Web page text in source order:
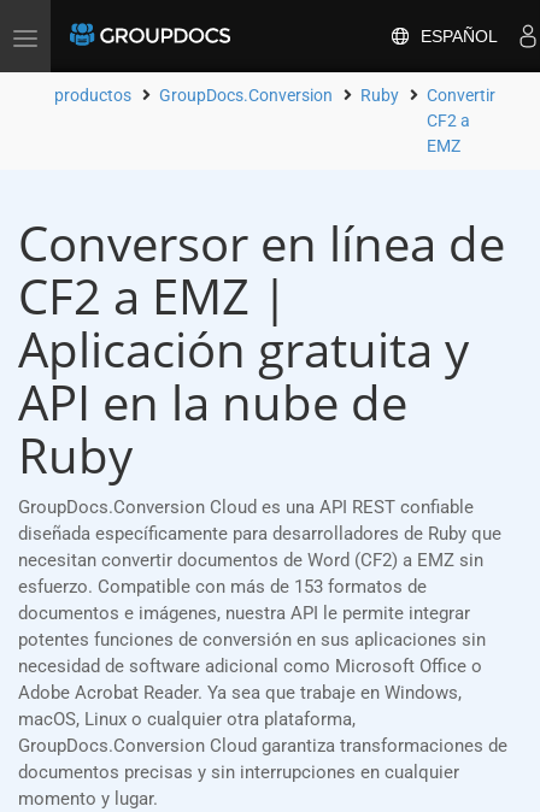
Toggle
ESPAÑOL
productos GroupDocs.Conversion Ruby
Convertir
CF2 a
EMZ
Conversor en línea de
CF2 a EMZ |
Aplicación gratuita y
API en la nube de
Ruby
GroupDocs.Conversion Cloud es una API REST confiable
diseñada específicamente para desarrolladores de Ruby que
necesitan convertir documentos de Word (CF2) a EMZ sin
esfuerzo. Compatible con más de 153 formatos de
documentos e imágenes, nuestra API le permite integrar
potentes funciones de conversión en sus aplicaciones sin
necesidad de software adicional como Microsoft Office o
Adobe Acrobat Reader. Ya sea que trabaje en Windows,
macOS, Linux o cualquier otra plataforma,
GroupDocs.Conversion Cloud garantiza transformaciones de
documentos precisas y sin interrupciones en cualquier
momento y lugar.